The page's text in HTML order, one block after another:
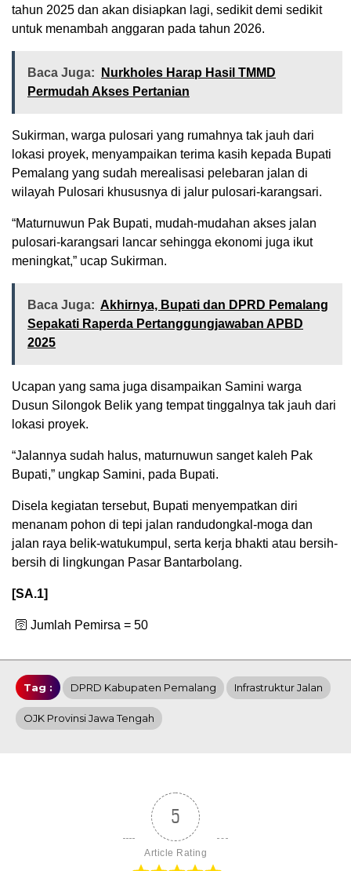
tahun 2025 dan akan disiapkan lagi, sedikit demi sedikit
untuk menambah anggaran pada tahun 2026.
Baca Juga:
Nurkholes Harap Hasil TMMD
Permudah Akses Pertanian
Sukirman, warga pulosari yang rumahnya tak jauh dari
lokasi proyek, menyampaikan terima kasih kepada Bupati
Pemalang yang sudah merealisasi pelebaran jalan di
wilayah Pulosari khususnya di jalur pulosari-karangsari.
“Maturnuwun Pak Bupati, mudah-mudahan akses jalan
pulosari-karangsari lancar sehingga ekonomi juga ikut
meningkat,” ucap Sukirman.
Baca Juga: Akhirnya, Bupati dan DPRD Pemalang
Sepakati Raperda Pertanggungjawaban APBD
2025
Ucapan yang sama juga disampaikan Samini warga
Dusun Silongok Belik yang tempat tinggalnya tak jauh dari
lokasi proyek.
“Jalannya sudah halus, maturnuwun sanget kaleh Pak
Bupati,” ungkap Samini, pada Bupati.
Disela kegiatan tersebut, Bupati menyempatkan diri
menanam pohon di tepi jalan randudongkal-moga dan
jalan raya belik-watukumpul, serta kerja bhakti atau bersih-
bersih di lingkungan Pasar Bantarbolang.
[SA.1]
🛜 Jumlah Pemirsa = 50
Tag : DPRD Kabupaten Pemalang Infrastruktur Jalan
OJK Provinsi Jawa Tengah
5
Article Rating